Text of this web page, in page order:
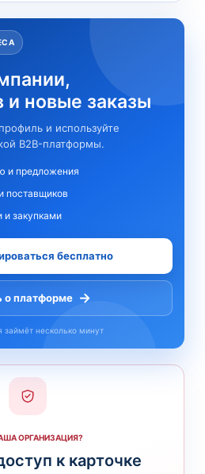
и новые заказы
и используйте
B2B-платформы.
и предложения
поставщиков
и закупками
бесплатно
о платформе →
займёт несколько минут
ОРГАНИЗАЦИЯ?
к карточке